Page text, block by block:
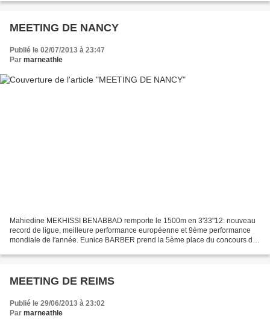
MEETING DE NANCY
Publié le 02/07/2013 à 23:47
Par marneathle
Mahiedine MEKHISSI BENABBAD remporte le 1500m en 3'33"12: nouveau
record de ligue, meilleure performance européenne et 9ème performance
mondiale de l'année. Eunice BARBER prend la 5ème place du concours de
MEETING DE REIMS
Publié le 29/06/2013 à 23:02
Par marneathle